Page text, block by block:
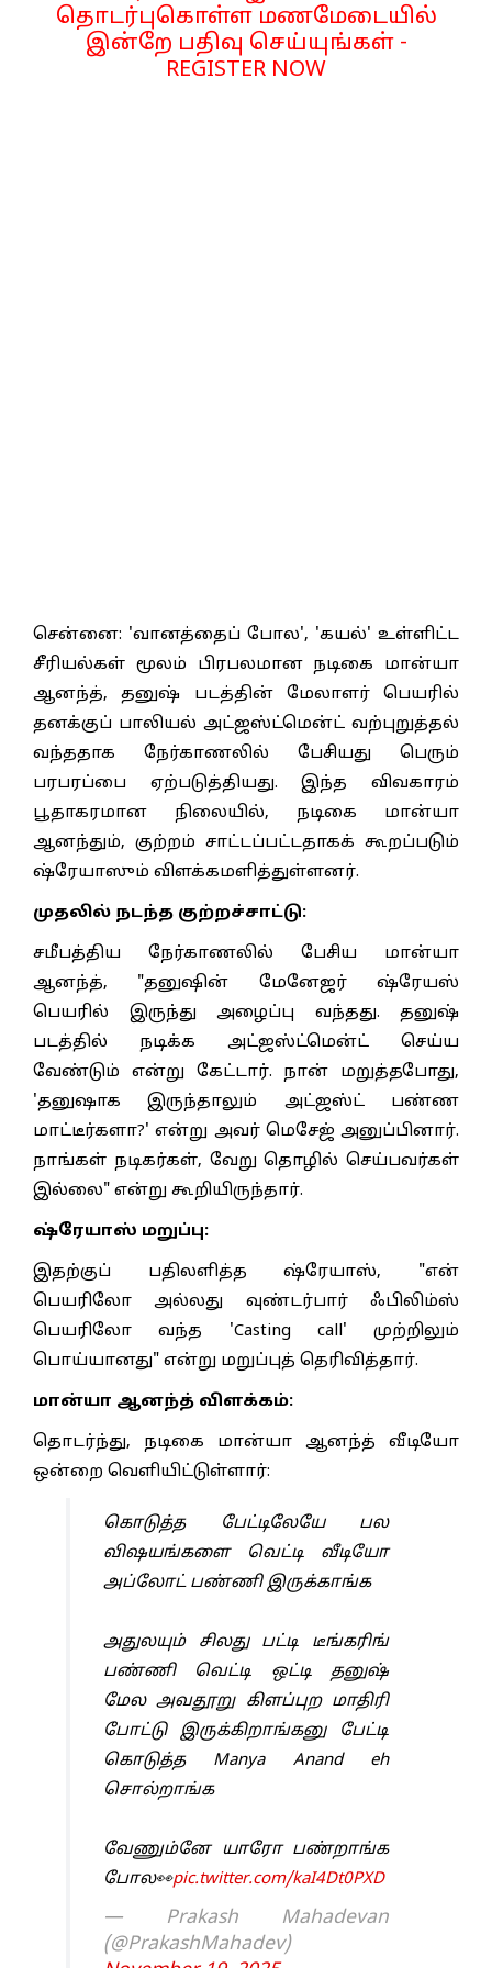
தொடர்புகொள்ள மணமேடையில்
இன்றே பதிவு செய்யுங்கள் -
REGISTER NOW
சென்னை: 'வானத்தைப் போல', 'கயல்' உள்ளிட்ட
சீரியல்கள் மூலம் பிரபலமான நடிகை மான்யா
ஆனந்த், தனுஷ் படத்தின் மேலாளர் பெயரில்
தனக்குப் பாலியல் அட்ஜஸ்ட்மென்ட் வற்புறுத்தல்
வந்ததாக நேர்காணலில் பேசியது பெரும்
பரபரப்பை ஏற்படுத்தியது. இந்த விவகாரம்
பூதாகரமான நிலையில், நடிகை மான்யா
ஆனந்தும், குற்றம் சாட்டப்பட்டதாகக் கூறப்படும்
ஷ்ரேயாஸும் விளக்கமளித்துள்ளனர்.
முதலில் நடந்த குற்றச்சாட்டு:
சமீபத்திய நேர்காணலில் பேசிய மான்யா
ஆனந்த், "தனுஷின் மேனேஜர் ஷ்ரேயஸ்
பெயரில் இருந்து அழைப்பு வந்தது. தனுஷ்
படத்தில் நடிக்க அட்ஜஸ்ட்மென்ட் செய்ய
வேண்டும் என்று கேட்டார். நான் மறுத்தபோது,
'தனுஷாக இருந்தாலும் அட்ஜஸ்ட் பண்ண
மாட்டீர்களா?' என்று அவர் மெசேஜ் அனுப்பினார்.
நாங்கள் நடிகர்கள், வேறு தொழில் செய்பவர்கள்
இல்லை" என்று கூறியிருந்தார்.
ஷ்ரேயாஸ் மறுப்பு:
இதற்குப் பதிலளித்த ஷ்ரேயாஸ், "என்
பெயரிலோ அல்லது வுண்டர்பார் ஃபிலிம்ஸ்
பெயரிலோ வந்த 'Casting call' முற்றிலும்
பொய்யானது" என்று மறுப்புத் தெரிவித்தார்.
மான்யா ஆனந்த் விளக்கம்:
தொடர்ந்து, நடிகை மான்யா ஆனந்த் வீடியோ
ஒன்றை வெளியிட்டுள்ளார்:
கொடுத்த பேட்டிலேயே பல
விஷயங்களை வெட்டி வீடியோ
அப்லோட் பண்ணி இருக்காங்க
அதுலயும் சிலது பட்டி டீங்கரிங்
பண்ணி வெட்டி ஒட்டி தனுஷ்
மேல அவதூறு கிளப்புற மாதிரி
போட்டு இருக்கிறாங்கனு பேட்டி
கொடுத்த Manya Anand eh
சொல்றாங்க
வேணும்னே யாரோ பண்றாங்க
போல👀pic.twitter.com/kaI4Dt0PXD
— Prakash Mahadevan
(@PrakashMahadev)